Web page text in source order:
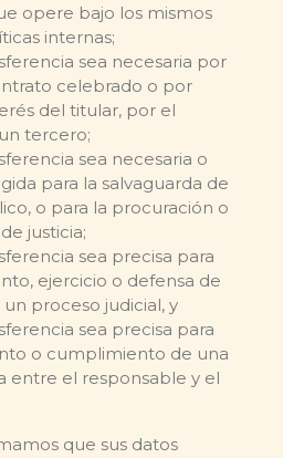
opere bajo los mismos
internas;
sea necesaria por
celebrado o por
del titular, por el
tercero;
sea necesaria o
para la salvaguarda de
o para la procuración o
justicia;
sea precisa para
ejercicio o defensa de
proceso judicial, y
sea precisa para
o cumplimiento de una
entre el responsable y el
que sus datos